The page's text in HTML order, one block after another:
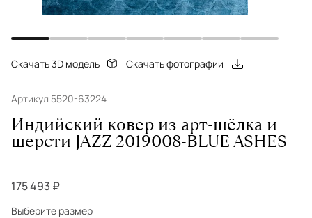
Скачать 3D модель Скачать фотографии
Артикул 5520-63224
Индийский ковер из арт-шёлка и
шерсти JAZZ 2019008-BLUE ASHES
175 493 ₽
Выберите размер